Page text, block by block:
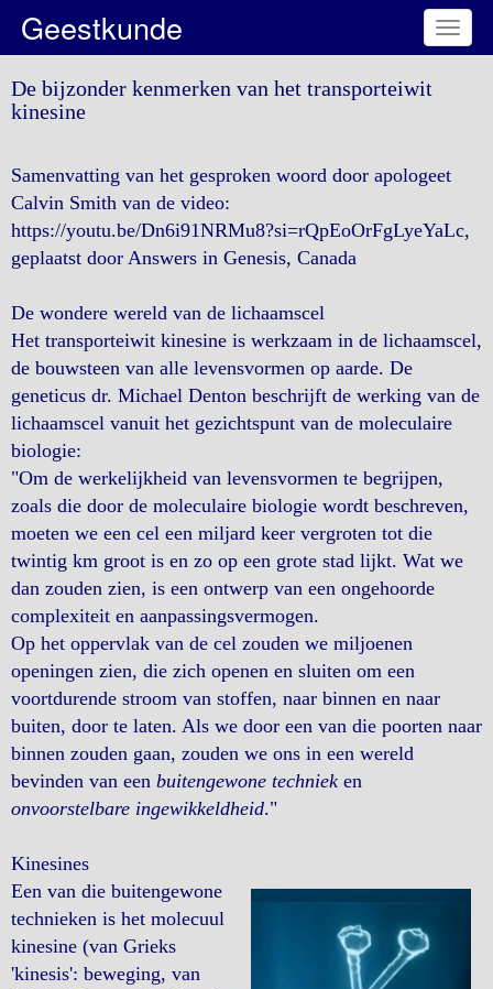
Toggle
Geestkunde
De bijzonder kenmerken van het transporteiwit
kinesine
Samenvatting van het gesproken woord door apologeet
Calvin Smith van de video:
https://youtu.be/Dn6i91NRMu8?si=rQpEoOrFgLyeYaLc,
geplaatst door Answers in Genesis, Canada
De wondere wereld van de lichaamscel
Het transporteiwit kinesine is werkzaam in de lichaamscel,
de bouwsteen van alle levensvormen op aarde. De
geneticus dr. Michael Denton beschrijft de werking van de
lichaamscel vanuit het gezichtspunt van de moleculaire
biologie:
"Om de werkelijkheid van levensvormen te begrijpen,
zoals die door de moleculaire biologie wordt beschreven,
moeten we een cel een miljard keer vergroten tot die
twintig km groot is en zo op een grote stad lijkt. Wat we
dan zouden zien, is een ontwerp van een ongehoorde
complexiteit en aanpassingsvermogen.
Op het oppervlak van de cel zouden we miljoenen
openingen zien, die zich openen en sluiten om een
voortdurende stroom van stoffen, naar binnen en naar
buiten, door te laten. Als we door een van die poorten naar
binnen zouden gaan, zouden we ons in een wereld
bevinden van een buitengewone techniek en
onvoorstelbare ingewikkeldheid."
Kinesines
Een van die buitengewone
technieken is het molecuul
kinesine (van Grieks
'kinesis': beweging, van